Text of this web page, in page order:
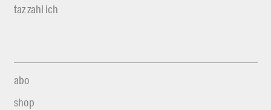
taz zahl ich
abo
shop